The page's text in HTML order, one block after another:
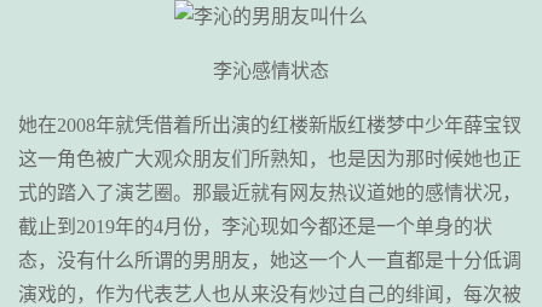
李沁感情状态
她在2008年就凭借着所出演的红楼新版红楼梦中少年薛宝钗
这一角色被广大观众朋友们所熟知，也是因为那时候她也正
式的踏入了演艺圈。那最近就有网友热议道她的感情状况，
截止到2019年的4月份，李沁现如今都还是一个单身的状
态，没有什么所谓的男朋友，她这一个人一直都是十分低调
演戏的，作为代表艺人也从来没有炒过自己的绯闻，每次被